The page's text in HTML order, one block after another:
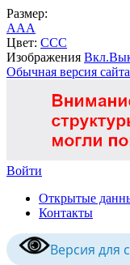
Размер:
AAA
Цвет: CCC
Изображения Вкл.
Обычная версия сайта
Войти
Открытые
Контакты
Версия для